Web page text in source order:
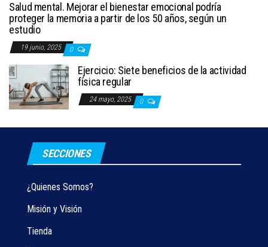
Salud mental. Mejorar el bienestar emocional podría
proteger la memoria a partir de los 50 años, según un
estudio
19 junio, 2025 0
Ejercicio: Siete beneficios de la actividad
física regular
24 mayo, 2025 0
SECCIONES
¿Quienes Somos?
Misión y Visión
Tienda